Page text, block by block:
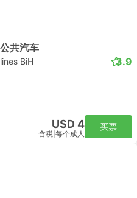
共汽车
BiH 3.9
USD 4
含税 每个成人
买票